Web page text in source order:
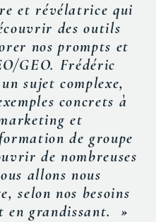
et révélatrice qui
des outils
nosprompts et
GEO. Frédéric
sujet complexe,
concrets à
et
de groupe
de nombreuses
allons nous
selon nos besoins
en grandissant. »